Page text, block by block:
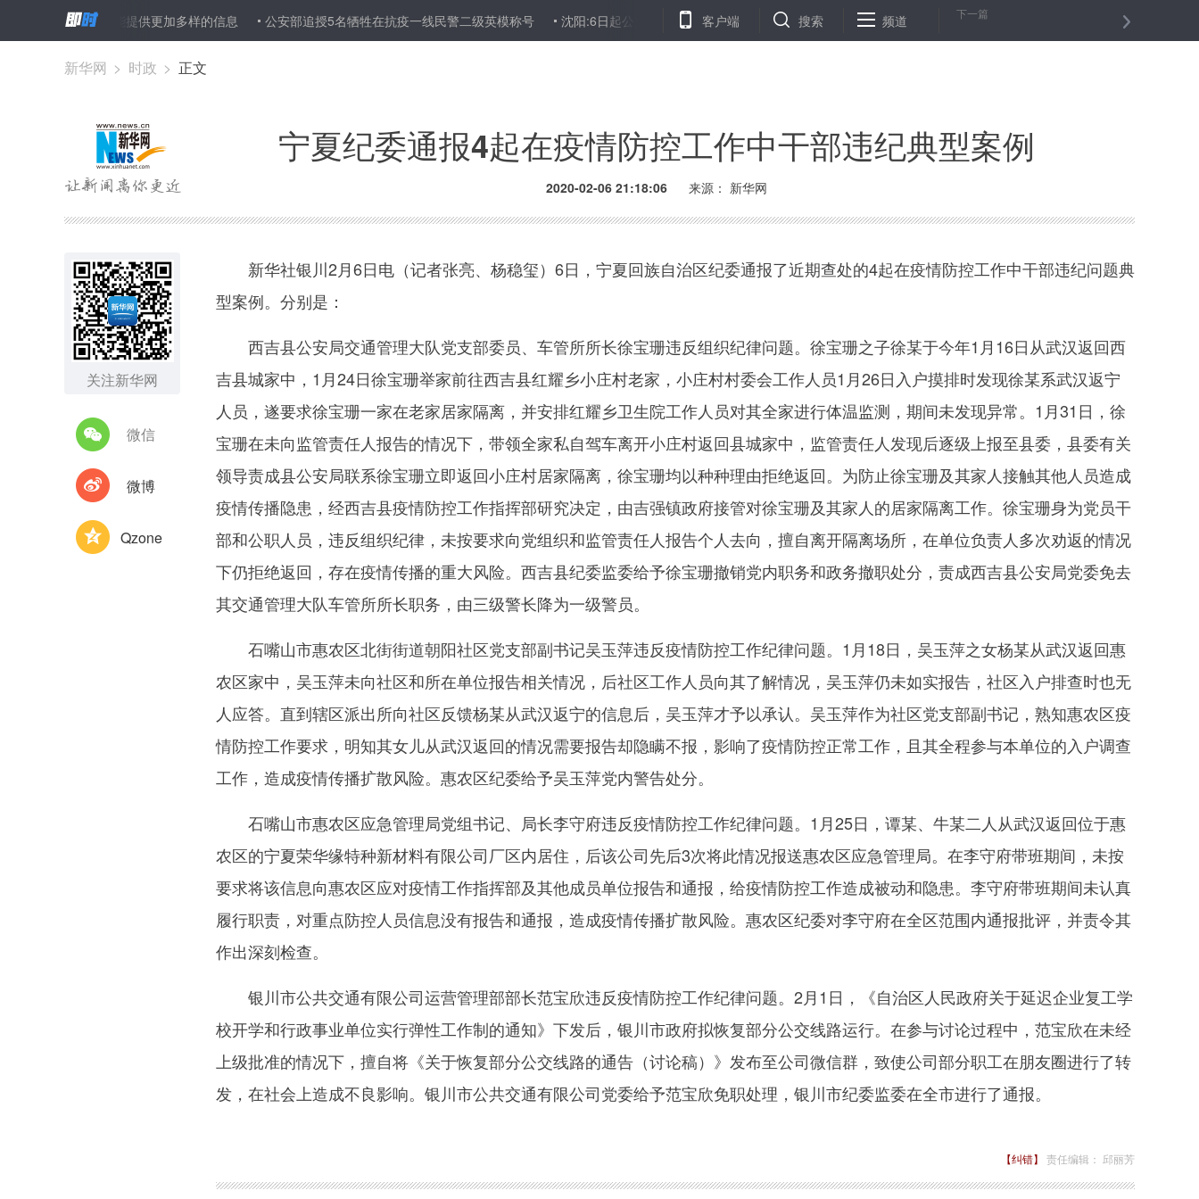
研究：数字媒体能提供更加多样的信息 公安部追授5名牺牲在抗疫一线民警二级英模称号 沈阳:6日起公交地铁等一律实名登记乘车 第四十四届世界遗产大会面向全国公开征集会徽 华北地区正经历近
客户端 搜索 频道 下一篇
新华网 > 时政 > 正文
宁夏纪委通报4起在疫情防控工作中干部违纪典型案例
2020-02-06 21:18:06 来源： 新华网
关注新华网
微信
微博
Qzone
新华社银川2月6日电（记者张亮、杨稳玺）6日，宁夏回族自治区纪委通报了近期查处的4起在疫情防控工作中干部违纪问题典
型案例。分别是：
西吉县公安局交通管理大队党支部委员、车管所所长徐宝珊违反组织纪律问题。徐宝珊之子徐某于今年1月16日从武汉返回西
吉县城家中，1月24日徐宝珊举家前往西吉县红耀乡小庄村老家，小庄村村委会工作人员1月26日入户摸排时发现徐某系武汉返宁
人员，遂要求徐宝珊一家在老家居家隔离，并安排红耀乡卫生院工作人员对其全家进行体温监测，期间未发现异常。1月31日，徐
宝珊在未向监管责任人报告的情况下，带领全家私自驾车离开小庄村返回县城家中，监管责任人发现后逐级上报至县委，县委有关
领导责成县公安局联系徐宝珊立即返回小庄村居家隔离，徐宝珊均以种种理由拒绝返回。为防止徐宝珊及其家人接触其他人员造成
疫情传播隐患，经西吉县疫情防控工作指挥部研究决定，由吉强镇政府接管对徐宝珊及其家人的居家隔离工作。徐宝珊身为党员干
部和公职人员，违反组织纪律，未按要求向党组织和监管责任人报告个人去向，擅自离开隔离场所，在单位负责人多次劝返的情况
下仍拒绝返回，存在疫情传播的重大风险。西吉县纪委监委给予徐宝珊撤销党内职务和政务撤职处分，责成西吉县公安局党委免去
其交通管理大队车管所所长职务，由三级警长降为一级警员。
石嘴山市惠农区北街街道朝阳社区党支部副书记吴玉萍违反疫情防控工作纪律问题。1月18日，吴玉萍之女杨某从武汉返回惠
农区家中，吴玉萍未向社区和所在单位报告相关情况，后社区工作人员向其了解情况，吴玉萍仍未如实报告，社区入户排查时也无
人应答。直到辖区派出所向社区反馈杨某从武汉返宁的信息后，吴玉萍才予以承认。吴玉萍作为社区党支部副书记，熟知惠农区疫
情防控工作要求，明知其女儿从武汉返回的情况需要报告却隐瞒不报，影响了疫情防控正常工作，且其全程参与本单位的入户调查
工作，造成疫情传播扩散风险。惠农区纪委给予吴玉萍党内警告处分。
石嘴山市惠农区应急管理局党组书记、局长李守府违反疫情防控工作纪律问题。1月25日，谭某、牛某二人从武汉返回位于惠
农区的宁夏荣华缘特种新材料有限公司厂区内居住，后该公司先后3次将此情况报送惠农区应急管理局。在李守府带班期间，未按
要求将该信息向惠农区应对疫情工作指挥部及其他成员单位报告和通报，给疫情防控工作造成被动和隐患。李守府带班期间未认真
履行职责，对重点防控人员信息没有报告和通报，造成疫情传播扩散风险。惠农区纪委对李守府在全区范围内通报批评，并责令其
作出深刻检查。
银川市公共交通有限公司运营管理部部长范宝欣违反疫情防控工作纪律问题。2月1日，《自治区人民政府关于延迟企业复工学
校开学和行政事业单位实行弹性工作制的通知》下发后，银川市政府拟恢复部分公交线路运行。在参与讨论过程中，范宝欣在未经
上级批准的情况下，擅自将《关于恢复部分公交线路的通告（讨论稿）》发布至公司微信群，致使公司部分职工在朋友圈进行了转
发，在社会上造成不良影响。银川市公共交通有限公司党委给予范宝欣免职处理，银川市纪委监委在全市进行了通报。
【纠错】 责任编辑： 邱丽芳